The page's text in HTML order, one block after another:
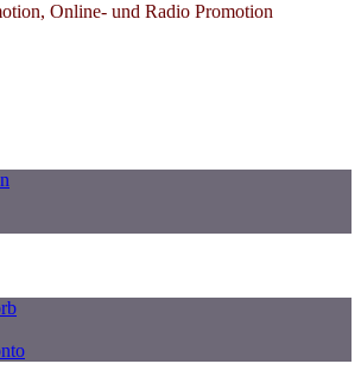
Online- und Radio Promotion